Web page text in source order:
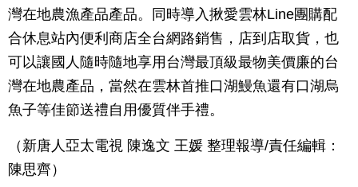
灣在地農漁產品產品。同時導入揪愛雲林Line團購配
合休息站內便利商店全台網路銷售，店到店取貨，也
可以讓國人隨時隨地享用台灣最頂級最物美價廉的台
灣在地農產品，當然在雲林首推口湖鰻魚還有口湖烏
魚子等佳節送禮自用優質伴手禮。
（新唐人亞太電視 陳逸文 王媛 整理報導/責任編輯：
陳思齊）